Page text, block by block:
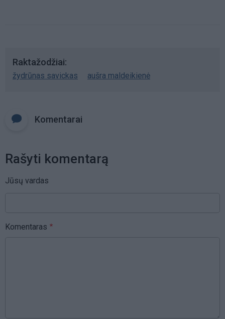
Raktažodžiai
žydrūnas savickas aušra maldeikienė
Komentarai
Rašyti komentarą
Jūsų vardas
Komentaras